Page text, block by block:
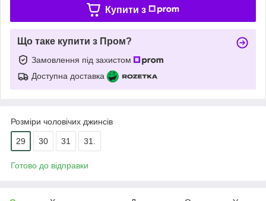
Купити з
Що таке купити з Пром?
Замовлення під захистом
Доступна доставка
Розміри чоловічих джинсів
29 30 31 31.
Готово до відправки